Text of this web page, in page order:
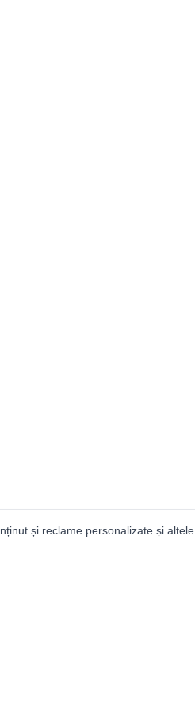
și reclame personalizate și altele.